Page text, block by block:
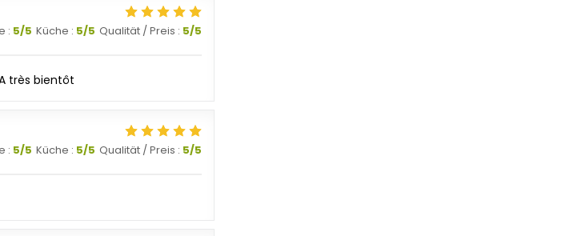
: 5/5 Küche : 5/5 Qualität / Preis : 5/5
très bientôt
: 5/5 Küche : 5/5 Qualität / Preis : 5/5